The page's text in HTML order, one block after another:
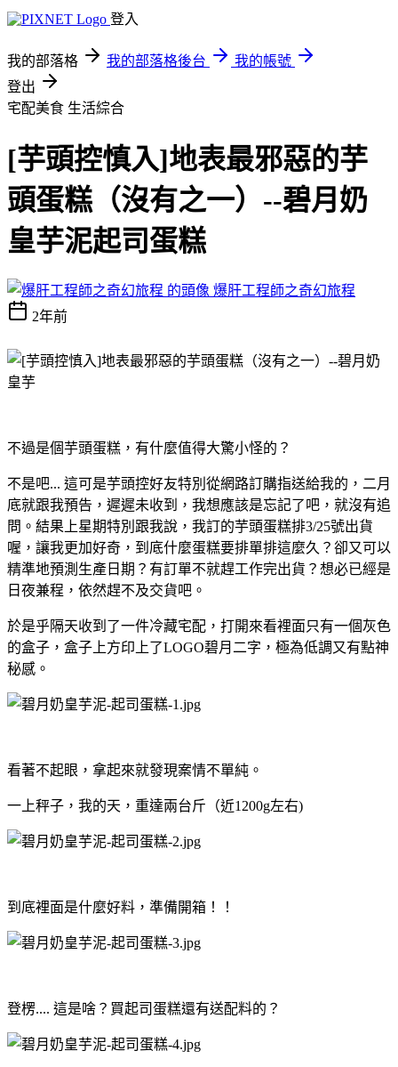
登入
我的部落格 我的部落格後台
我的帳號
登出
宅配美食 生活綜合
[芋頭控慎入]地表最邪惡的芋
頭蛋糕（沒有之一）--碧月奶
皇芋泥起司蛋糕
爆肝工程師之奇幻旅程
2年前
不過是個芋頭蛋糕，有什麼值得大驚小怪的？
不是吧... 這可是芋頭控好友特別從網路訂購指送給我的，二月
底就跟我預告，遲遲未收到，我想應該是忘記了吧，就沒有追
問。結果上星期特別跟我說，我訂的芋頭蛋糕排3/25號出貨
喔，讓我更加好奇，到底什麼蛋糕要排單排這麼久？卻又可以
精準地預測生產日期？有訂單不就趕工作完出貨？想必已經是
日夜兼程，依然趕不及交貨吧。
於是乎隔天收到了一件冷藏宅配，打開來看裡面只有一個灰色
的盒子，盒子上方印上了LOGO碧月二字，極為低調又有點神
秘感。
看著不起眼，拿起來就發現案情不單純。
一上秤子，我的天，重達兩台斤（近1200g左右)
到底裡面是什麼好料，準備開箱！！
登楞.... 這是啥？買起司蛋糕還有送配料的？